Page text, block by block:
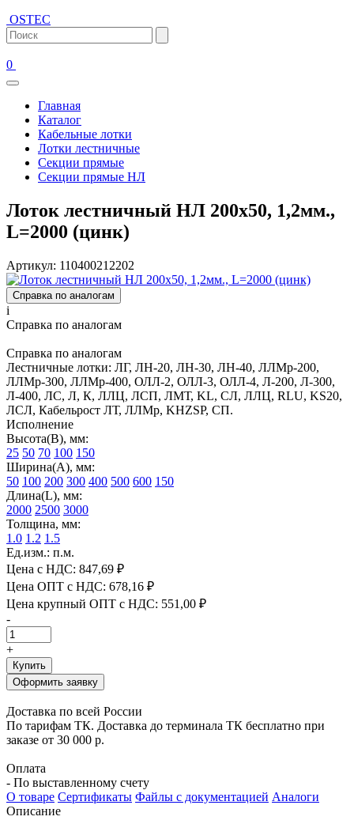
OSTEC
0
Главная
Каталог
Кабельные лотки
Лотки лестничные
Секции прямые
Секции прямые НЛ
Лоток лестничный НЛ 200х50, 1,2мм.,
L=2000 (цинк)
Артикул: 110400212202
Справка по аналогам
i
Справка по аналогам
Справка по аналогам
Лестничные лотки: ЛГ, ЛН-20, ЛН-30, ЛН-40, ЛЛМр-200,
ЛЛМр-300, ЛЛМр-400, ОЛЛ-2, ОЛЛ-3, ОЛЛ-4, Л-200, Л-300,
Л-400, ЛС, Л, К, ЛЛЦ, ЛСП, ЛМТ, KL, СЛ, ЛЛЦ, RLU, KS20,
ЛСЛ, Кабельрост ЛТ, ЛЛМр, KHZSP, СП.
Исполнение
Высота(В), мм:
25 50 70 100 150
Ширина(А), мм:
50 100 200 300 400 500 600 150
Длина(L), мм:
2000 2500 3000
Толщина, мм:
1.0 1.2 1.5
Ед.изм.: п.м.
Цена с НДС: 847,69 ₽
Цена ОПТ с НДС: 678,16 ₽
Цена крупный ОПТ с НДС: 551,00 ₽
-
+
Купить
Оформить заявку
Доставка по всей России
По тарифам ТК. Доставка до терминала ТК бесплатно при
заказе от 30 000 р.
Оплата
- По выставленному счету
О товаре Сертификаты Файлы с документацией Аналоги
Описание